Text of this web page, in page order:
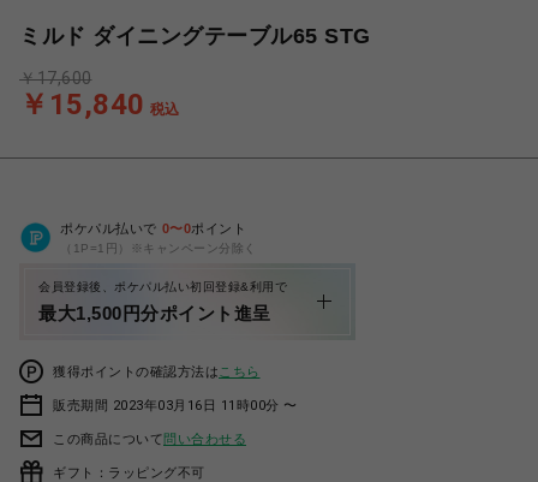
ミルド ダイニングテーブル65 STG
￥15,840 税込
￥17,600
ポケパル払いで 0〜0ポイント
（1P=1円）※キャンペーン分除く
会員登録後、ポケパル払い初回登録&利用で
最大1,500円分ポイント進呈
獲得ポイントの確認方法は こちら
販売期間 2023年03月16日 11時00分 〜
この商品について問い合わせる
ギフト：ラッピング不可